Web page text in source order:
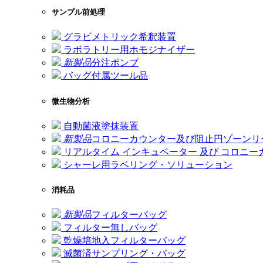
サンプル前処理
グラビメトリック希釈装置
ラボラトリー用ホモジナイザー
新製品分注ポンプ
バッグ付属ツール品
微生物分析
自動菌液塗抹装置
新製品コロニーカウンター及び阻止円ゾーンリ
リアルタイム インキュベーター 及び コロニー
シャーレ用ラベリング・ソリューション
消耗品
新製品フィルターバッグ
フィルター無しバッグ
乾燥培地入フィルターバッグ
滅菌済サンプリング・バッグ